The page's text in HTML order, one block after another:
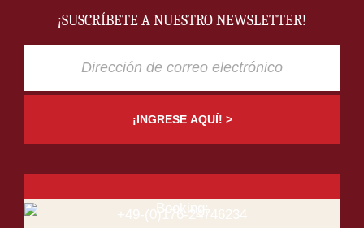
¡SUSCRÍBETE A NUESTRO NEWSLETTER!
¡INGRESE AQUÍ! >
Booking:
+49-(0)176-24746234